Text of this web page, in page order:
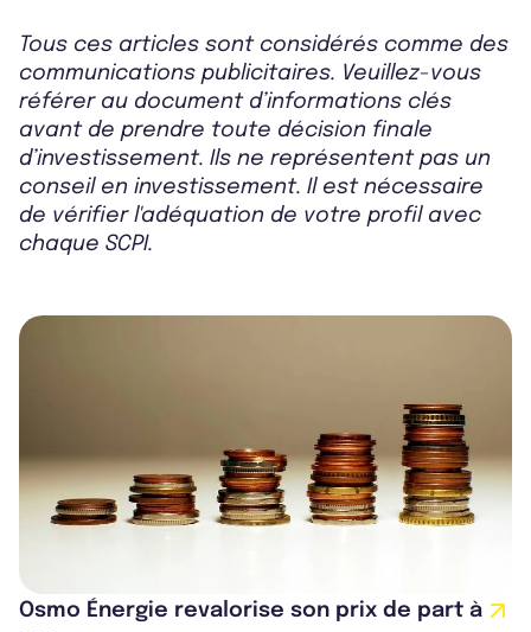
Tous ces articles sont considérés comme des
communications publicitaires. Veuillez-vous
référer au document d’informations clés
avant de prendre toute décision finale
d’investissement. Ils ne représentent pas un
conseil en investissement. Il est nécessaire
de vérifier l'adéquation de votre profil avec
chaque SCPI.
Osmo Énergie revalorise son prix de part à